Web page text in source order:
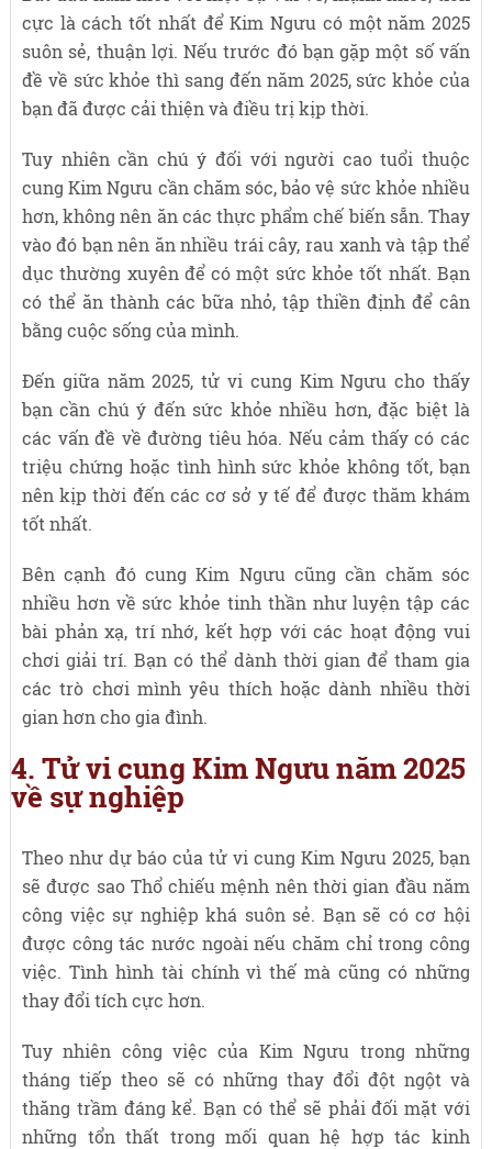
cực là cách tốt nhất để Kim Ngưu có một năm 2025
suôn sẻ, thuận lợi. Nếu trước đó bạn gặp một số vấn
đề về sức khỏe thì sang đến năm 2025, sức khỏe của
bạn đã được cải thiện và điều trị kịp thời.
Tuy nhiên cần chú ý đối với người cao tuổi thuộc
cung Kim Ngưu cần chăm sóc, bảo vệ sức khỏe nhiều
hơn, không nên ăn các thực phẩm chế biến sẵn. Thay
vào đó bạn nên ăn nhiều trái cây, rau xanh và tập thể
dục thường xuyên để có một sức khỏe tốt nhất. Bạn
có thể ăn thành các bữa nhỏ, tập thiền định để cân
bằng cuộc sống của mình.
Đến giữa năm 2025, tử vi cung Kim Ngưu cho thấy
bạn cần chú ý đến sức khỏe nhiều hơn, đặc biệt là
các vấn đề về đường tiêu hóa. Nếu cảm thấy có các
triệu chứng hoặc tình hình sức khỏe không tốt, bạn
nên kịp thời đến các cơ sở y tế để được thăm khám
tốt nhất.
Bên cạnh đó cung Kim Ngưu cũng cần chăm sóc
nhiều hơn về sức khỏe tinh thần như luyện tập các
bài phản xạ, trí nhớ, kết hợp với các hoạt động vui
chơi giải trí. Bạn có thể dành thời gian để tham gia
các trò chơi mình yêu thích hoặc dành nhiều thời
gian hơn cho gia đình.
4. Tử vi cung Kim Ngưu năm 2025
về sự nghiệp
Theo như dự báo của tử vi cung Kim Ngưu 2025, bạn
sẽ được sao Thổ chiếu mệnh nên thời gian đầu năm
công việc sự nghiệp khá suôn sẻ. Bạn sẽ có cơ hội
được công tác nước ngoài nếu chăm chỉ trong công
việc. Tình hình tài chính vì thế mà cũng có những
thay đổi tích cực hơn.
Tuy nhiên công việc của Kim Ngưu trong những
tháng tiếp theo sẽ có những thay đổi đột ngột và
thăng trầm đáng kể. Bạn có thể sẽ phải đối mặt với
những tổn thất trong mối quan hệ hợp tác kinh